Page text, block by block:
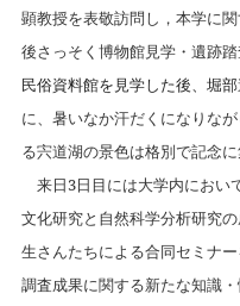
顕教授を表敬訪問し，本学に
後さっそく博物館見学・遺跡踏
民俗資料館を見学した後、堀
に、暑いなか汗だくになりな
る宍道湖の景色は格別で記念
来日3日目には大学内におい
文化研究と自然科学分析研究
生さんたちによる合同セミナ
調査成果に関する新たな知識